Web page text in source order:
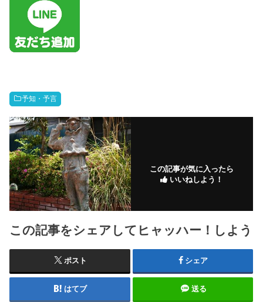
予知・予言
この記事が気に入ったら
いいねしよう！
この記事をシェアしてヒャッハー！しよう
ポスト シェア
はてブ 送る